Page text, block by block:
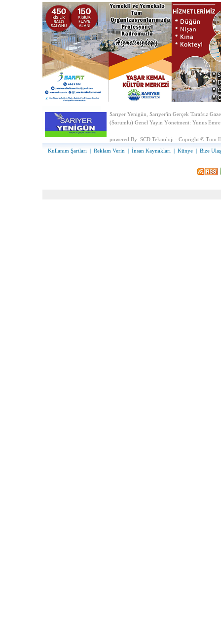
SARIYER’DE ŞOVA KALKIŞTI!!!
GERÇEK ORTAYA ÇIKINCA
REZİL RÜSVA OLDU!!!
GERÇEK
REZİL
LOZAN
103. YILI
Sarıyer Yenigün, Sarıyer'in Gerçek Tarafsız
(Sorumlu) Genel Yayın Yönetmeni: Yunus
powered By: SCD Teknoloji - Copright © Tüm
Kullanım Şartları Reklam Verin İnsan Kaynakları Künye Bize